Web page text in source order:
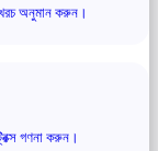
খরচ অনুমান করুন।
গণনা করুন।